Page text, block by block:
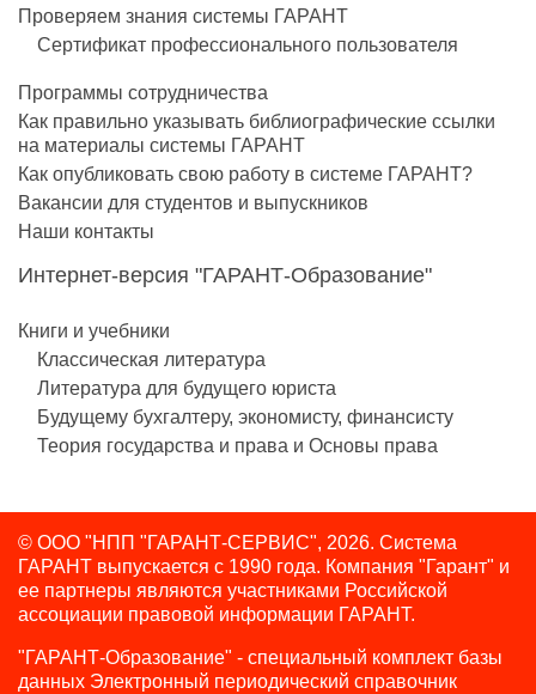
Проверяем знания системы ГАРАНТ
Сертификат профессионального пользователя
Программы сотрудничества
Как правильно указывать библиографические ссылки
на материалы системы ГАРАНТ
Как опубликовать свою работу в системе ГАРАНТ?
Вакансии для студентов и выпускников
Наши контакты
Интернет-версия "ГАРАНТ-Образование"
Книги и учебники
Классическая литература
Литература для будущего юриста
Будущему бухгалтеру, экономисту, финансисту
Теория государства и права и Основы права
© ООО "НПП "ГАРАНТ-СЕРВИС", 2026. Система
ГАРАНТ выпускается с 1990 года. Компания "Гарант" и
ее партнеры являются участниками Российской
ассоциации правовой информации ГАРАНТ.
"ГАРАНТ-Образование" - специальный комплект базы
данных Электронный периодический справочник